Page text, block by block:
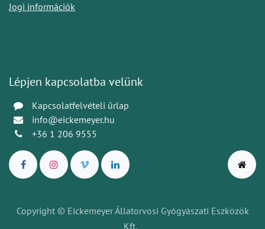
Jogi információk
Lépjen kapcsolatba velünk
Kapcsolatfelvételi űrlap
info@eickemeyer.hu
+36 1 206 9555
Copyright © Eickemeyer Állatorvosi Gyógyászati Eszközök
Kft.